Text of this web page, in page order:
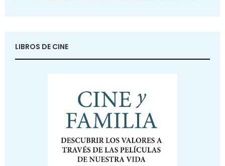
LIBROS DE CINE